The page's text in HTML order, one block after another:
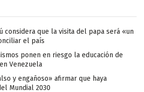
considera que la visita del papa será «un
el país
ponen en riesgo la educación de
Venezuela
y engañoso» afirmar que haya
Mundial 2030